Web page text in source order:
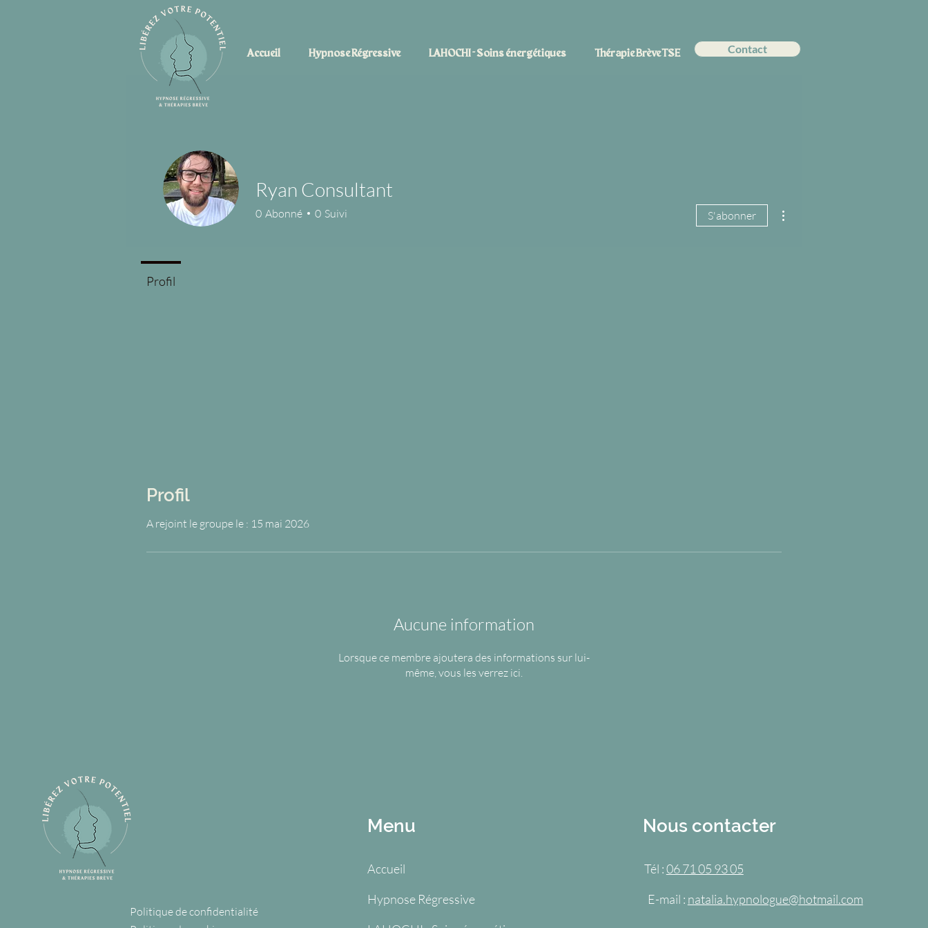
Accueil Hypnose Régressive LAHOCHI - Soins énergétiques Thérapie Brève TSE Contact
Profil
A rejoint le groupe le : 15 mai 2026
Aucune information
Lorsque ce membre ajoutera des informations sur lui-
même, vous les verrez ici.
Ryan Consultant
0 Abonné 0 Suivi S'abonner
Profil
Politique de confidentialité
Menu
Accueil
Hypnose Régressive
Nous contacter
Tél :06 71 05 93 05
E-mail : natalia.hypnologue@hotmail.com